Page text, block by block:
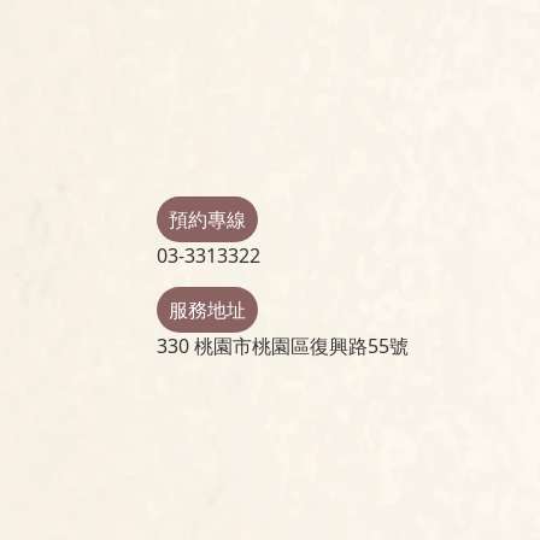
預約專線
03-3313322
服務地址
330 桃園市桃園區復興路55號